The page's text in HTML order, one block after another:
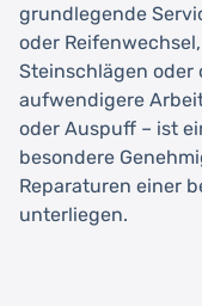
grundlegende
oder
Steinschlägen oder
aufwendigere
oder Auspuff – ist
besondere
Reparaturen einer
unterliegen.